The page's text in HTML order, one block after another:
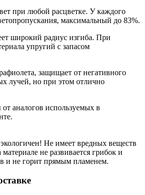
при любой расцветке. У каждого
максимальный до 83%.
широкий радиус изгиба. При
упругий с запасом
защищает от негативного
лучей, но при этом отлично
аналогов используемых в
Не имеет вредных веществ
не развивается грибок и
и не горит прямым пламенем.